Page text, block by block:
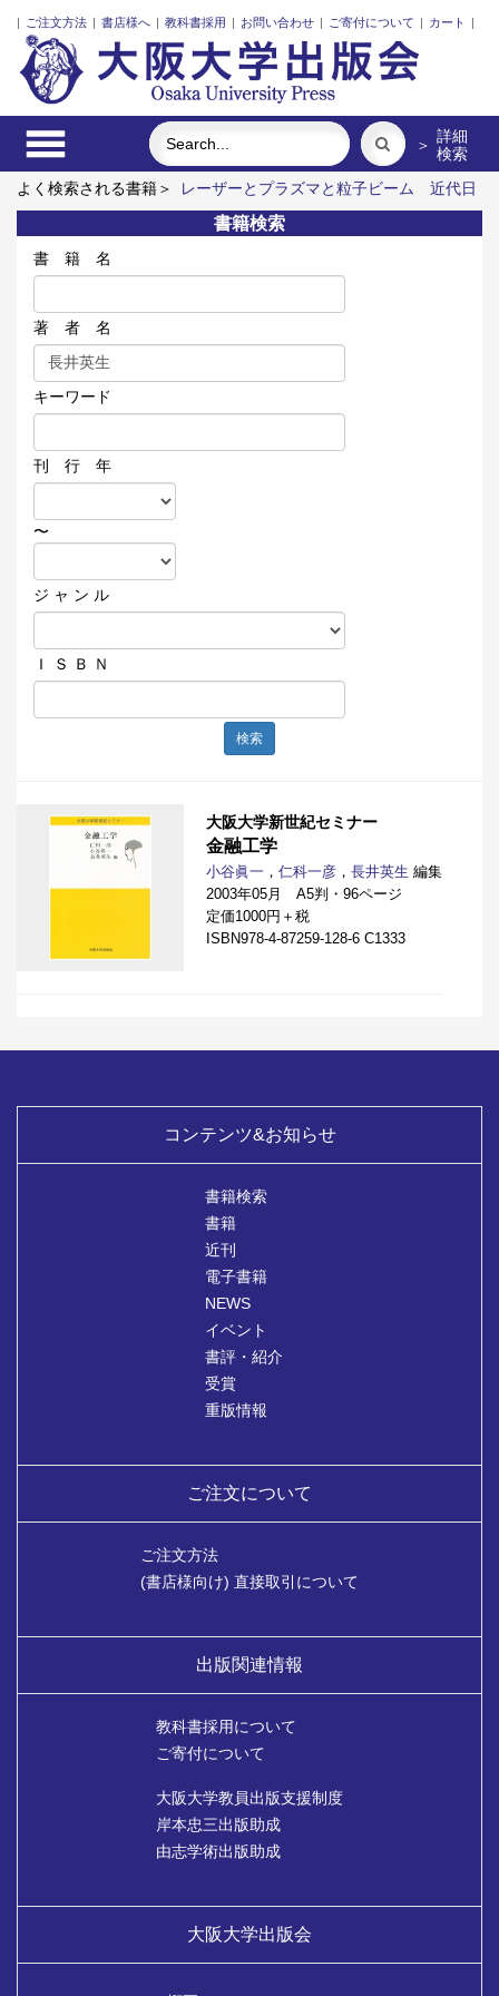
| ご注文方法 | 書店様へ | 教科書採用 | お問い合わせ | ご寄付について | カート |
＞ 詳細
検索
よく検索される書籍＞
レーザーとプラズマと粒子ビーム
近代日
本における企業家の諸系譜
食べる
明治・大正・昭和の細菌学
者たち
街に拓く大学 ポンプの流体力学
書籍検索
書 籍 名
著 者 名
キーワード
刊 行 年
〜
ジ ャ ン ル
Ｉ Ｓ Ｂ Ｎ
検索
大阪大学新世紀セミナー
金融工学
小谷眞一 ， 仁科一彦 ， 長井英生 編集
2003年05月 A5判・96ページ
定価1000円＋税
ISBN978-4-87259-128-6 C1333
コンテンツ&お知らせ
書籍検索
書籍
近刊
電子書籍
NEWS
イベント
書評・紹介
受賞
重版情報
ご注文について
ご注文方法
(書店様向け) 直接取引について
出版関連情報
教科書採用について
ご寄付について
大阪大学教員出版支援制度
岸本忠三出版助成
由志学術出版助成
大阪大学出版会